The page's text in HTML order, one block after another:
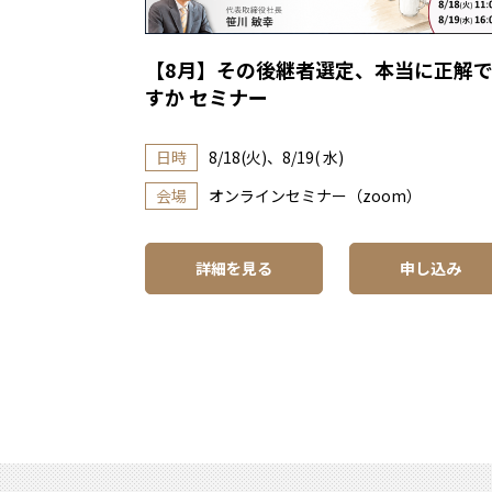
【8月】その後継者選定、本当に正解で
すか セミナー
日時
8/18(火)、8/19( 水)
会場
オンラインセミナー（zoom）
詳細を見る 申し込み